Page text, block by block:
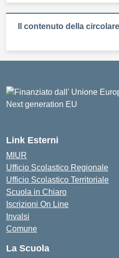
Il contenuto della
Link Esterni
MIUR
Ufficio Scolastico Regionale
Ufficio Scolastico Territoriale
Scuola in Chiaro
Iscrizioni On Line
Invalsi
Comune
La Scuola